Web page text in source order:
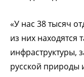
«У нас 38 тысяч
из них находятся
инфраструктуры,
русской природы